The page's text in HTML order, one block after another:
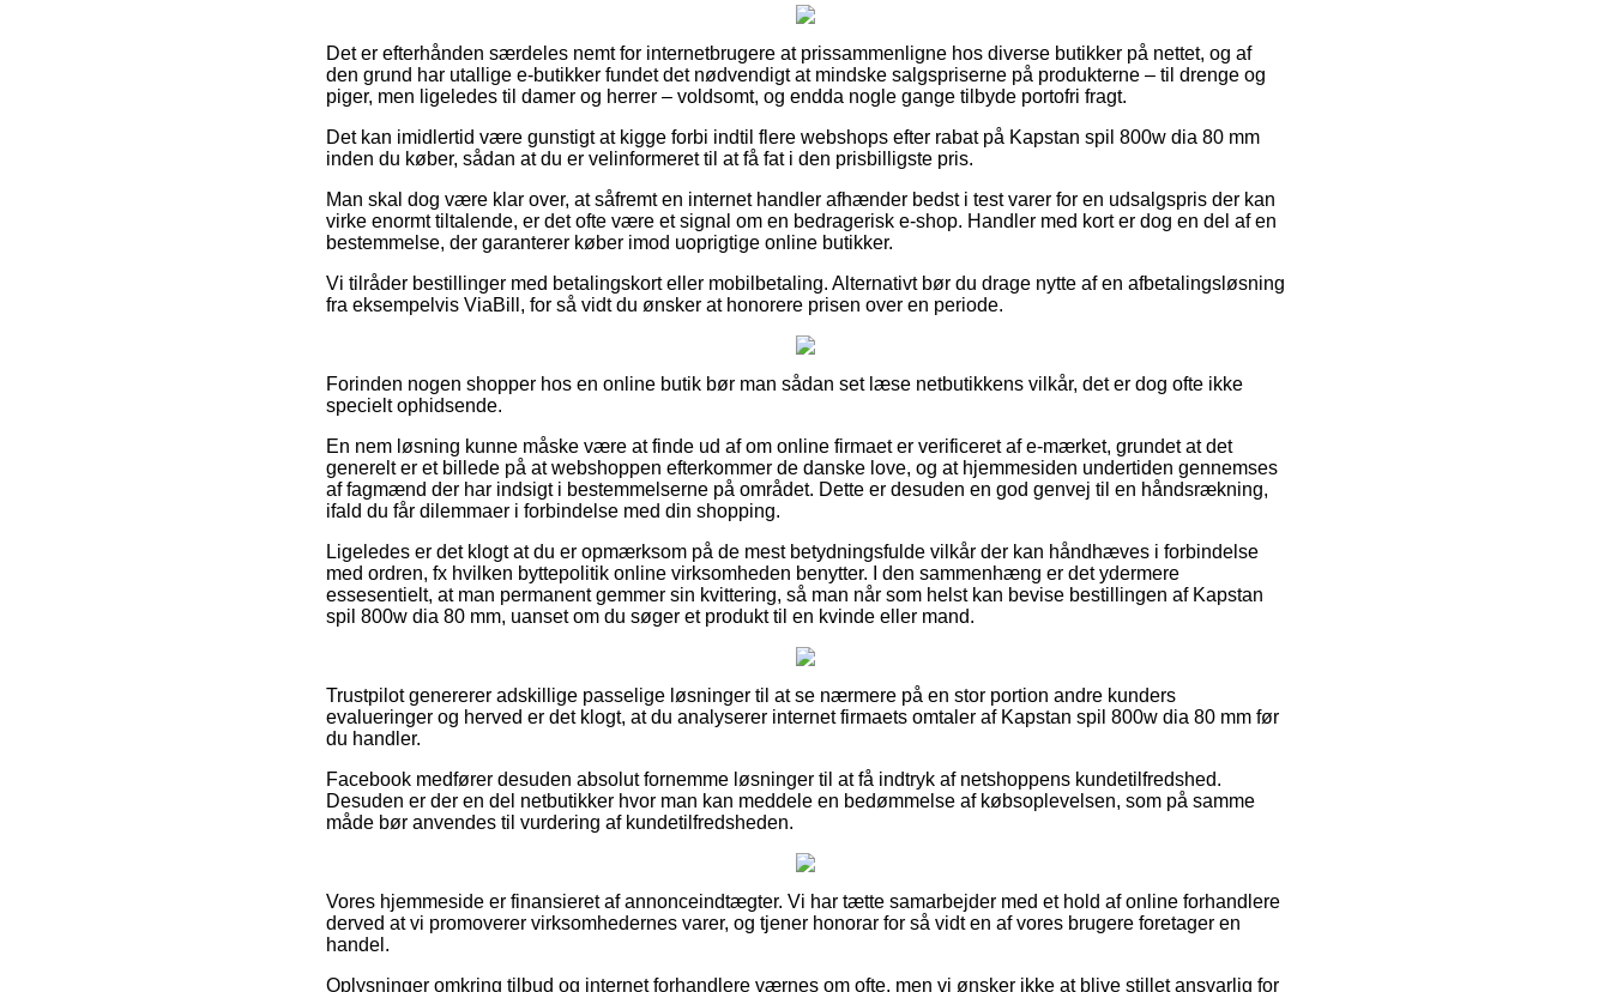
Det er efterhånden særdeles nemt for internetbrugere at prissammenligne hos diverse butikker på nettet, og af
den grund har utallige e-butikker fundet det nødvendigt at mindske salgspriserne på produkterne – til drenge og
piger, men ligeledes til damer og herrer – voldsomt, og endda nogle gange tilbyde portofri fragt.
Det kan imidlertid være gunstigt at kigge forbi indtil flere webshops efter rabat på Kapstan spil 800w dia 80 mm
inden du køber, sådan at du er velinformeret til at få fat i den prisbilligste pris.
Man skal dog være klar over, at såfremt en internet handler afhænder bedst i test varer for en udsalgspris der kan
virke enormt tiltalende, er det ofte være et signal om en bedragerisk e-shop. Handler med kort er dog en del af en
bestemmelse, der garanterer køber imod uoprigtige online butikker.
Vi tilråder bestillinger med betalingskort eller mobilbetaling. Alternativt bør du drage nytte af en afbetalingsløsning
fra eksempelvis ViaBill, for så vidt du ønsker at honorere prisen over en periode.
Forinden nogen shopper hos en online butik bør man sådan set læse netbutikkens vilkår, det er dog ofte ikke
specielt ophidsende.
En nem løsning kunne måske være at finde ud af om online firmaet er verificeret af e-mærket, grundet at det
generelt er et billede på at webshoppen efterkommer de danske love, og at hjemmesiden undertiden gennemses
af fagmænd der har indsigt i bestemmelserne på området. Dette er desuden en god genvej til en håndsrækning,
ifald du får dilemmaer i forbindelse med din shopping.
Ligeledes er det klogt at du er opmærksom på de mest betydningsfulde vilkår der kan håndhæves i forbindelse
med ordren, fx hvilken byttepolitik online virksomheden benytter. I den sammenhæng er det ydermere
essesentielt, at man permanent gemmer sin kvittering, så man når som helst kan bevise bestillingen af Kapstan
spil 800w dia 80 mm, uanset om du søger et produkt til en kvinde eller mand.
Trustpilot genererer adskillige passelige løsninger til at se nærmere på en stor portion andre kunders
evalueringer og herved er det klogt, at du analyserer internet firmaets omtaler af Kapstan spil 800w dia 80 mm før
du handler.
Facebook medfører desuden absolut fornemme løsninger til at få indtryk af netshoppens kundetilfredshed.
Desuden er der en del netbutikker hvor man kan meddele en bedømmelse af købsoplevelsen, som på samme
måde bør anvendes til vurdering af kundetilfredsheden.
Vores hjemmeside er finansieret af annonceindtægter. Vi har tætte samarbejder med et hold af online forhandlere
derved at vi promoverer virksomhedernes varer, og tjener honorar for så vidt en af vores brugere foretager en
handel.
Oplysninger omkring tilbud og internet forhandlere værnes om ofte, men vi ønsker ikke at blive stillet ansvarlig for